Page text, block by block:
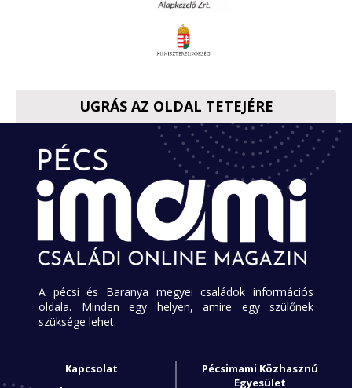
UGRÁS AZ OLDAL TETEJÉRE
A pécsi és Baranya megyei családok információs
oldala. Minden egy helyen, amire egy szülőnek
szüksége lehet.
Kapcsolat
Pécsimami Közhasznú
Egyesület